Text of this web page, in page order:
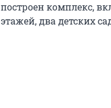
построен комплекс,
этажей, два детских